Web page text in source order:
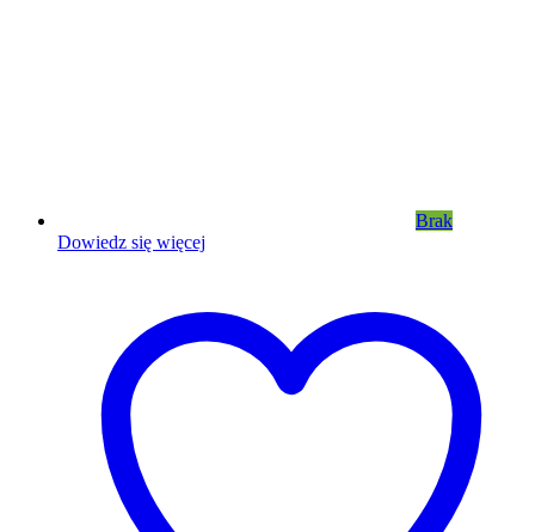
Brak
Dowiedz się więcej